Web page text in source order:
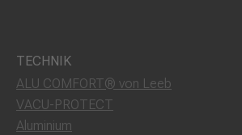
TECHNIK
ALU COMFORT® von Leeb
VACU-PROTECT
Aluminium